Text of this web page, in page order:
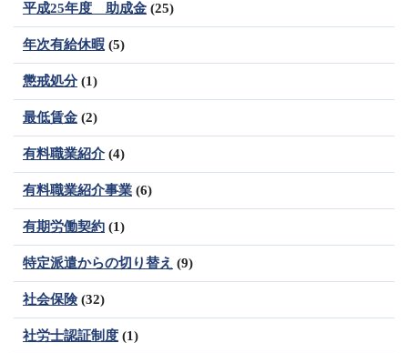
平成25年度 助成金 (25)
年次有給休暇 (5)
懲戒処分(1)
最低賃金 (2)
有料職業紹介(4)
有料職業紹介事業 (6)
有期労働契約 (1)
特定派遣からの切り替え (9)
社会保険(32)
社労士認証制度 (1)